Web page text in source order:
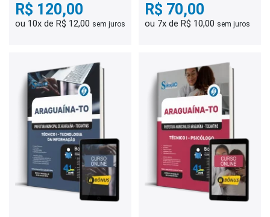
R$ 120,00
ou 10x de R$ 12,00 sem juros
R$ 70,00
ou 7x de R$ 10,00 sem juros